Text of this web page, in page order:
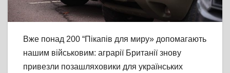
Вже понад 200 “Пікапів для миру» допомагають
нашим військовим: аграрії Британії знову
привезли позашляховики для українських